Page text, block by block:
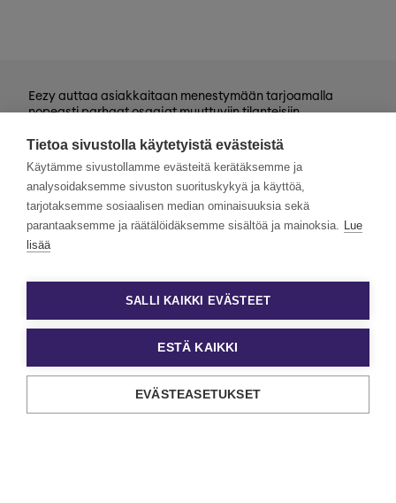
Eezy auttaa asiakkaitaan menestymään tarjoamalla
nopeasti parhaat osaajat muuttuviin tilanteisiin
kevytyrittäjyys ja muut työelämän
asiantuntijapalvelumme tarjoavat monipuolisimmat keinot
työn ja tekijöiden kohtaamiseen.
Haluamme rakentaa monimuotoista ja yhdenvertaista
Eezyä. Toivomme hakemuksia kaikenlaisista taustoista
tulevilta päteviltä hakijoilta. Noudatamme aina tasa-
arvoista ja läpinäkyvää rekrytointiprosessia. Uskomme
Tietoa sivustolla käytetyistä evästeistä
Käytämme sivustollamme evästeitä kerätäksemme ja
analysoidaksemme sivuston suorituskykyä ja käyttöä,
tarjotaksemme sosiaalisen median ominaisuuksia sekä
parantaaksemme ja räätälöidäksemme sisältöä ja mainoksia. Lue
lisää
SALLI KAIKKI EVÄSTEET
ESTÄ KAIKKI
EVÄSTEASETUKSET